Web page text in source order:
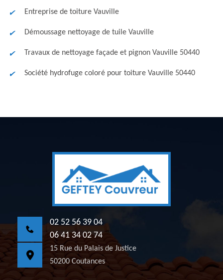
Entreprise de toiture Vauville
Démoussage nettoyage de tuile Vauville
Travaux de nettoyage façade et pignon Vauville 50440
Société hydrofuge coloré pour toiture Vauville 50440
02 52 56 39 04
06 41 34 02 74
15 Rue du Palais de Justice
50200 Coutances